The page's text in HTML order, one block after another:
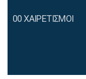
00 ΧΑΙΡΕΤΙΣΜΟΙ